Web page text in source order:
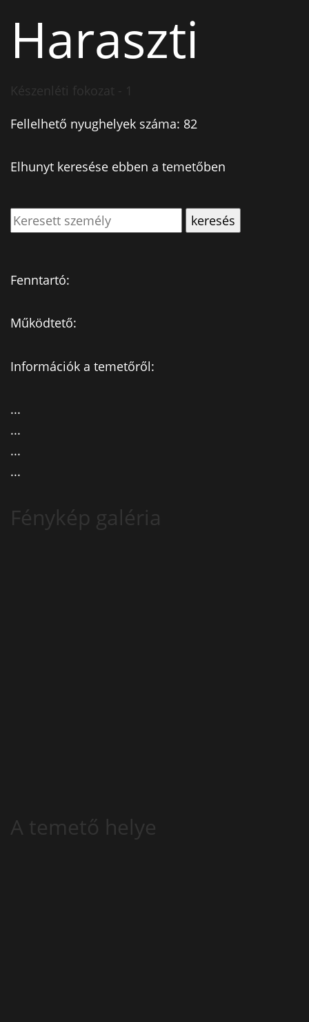
Haraszti
Készenléti fokozat - 1
Fellelhető nyughelyek száma: 82
Elhunyt keresése ebben a temetőben
Fenntartó:
Működtető:
Információk a temetőről:
...
...
...
...
Fénykép galéria
A temető helye